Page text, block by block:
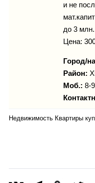
и не
до 3
Цена:
Город/
Район:
Моб.: 8-
Недвижимость Квартиры